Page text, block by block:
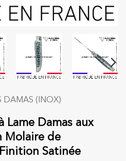
DAMAS (INOX)
Lame Damas aux
Molaire de
Satinée